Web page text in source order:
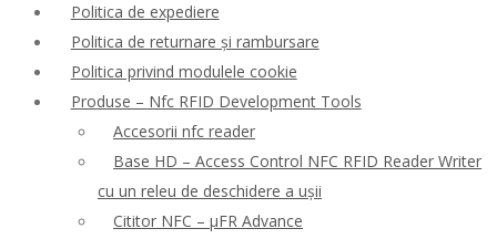
Politica de expediere
Politica de returnare și rambursare
Politica privind modulele cookie
Produse – Nfc RFID Development Tools
Accesorii nfc reader
Base HD – Access Control NFC RFID Reader Writer
cu un releu de deschidere a ușii
Cititor NFC – μFR Advance